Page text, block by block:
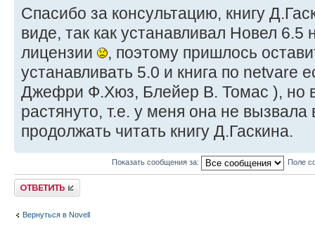
Спасибо за консультацию, книгу
виде, так как устанавливал Новел 6.5
лицензии
, поэтому пришлось
устанавливать 5.0 и книга по netvare
Джефри Ф.Хюз, Блейер В. Томас ), но
растянуто, т.е. у меня она не вызвала
продолжать читать книгу Д.Гаскина.
Показать сообщения за: Поле
Ответить
Вернуться в Novell